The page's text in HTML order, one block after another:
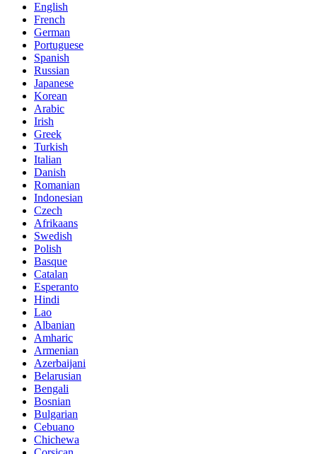
English
French
German
Portuguese
Spanish
Russian
Japanese
Korean
Arabic
Irish
Greek
Turkish
Italian
Danish
Romanian
Indonesian
Czech
Afrikaans
Swedish
Polish
Basque
Catalan
Esperanto
Hindi
Lao
Albanian
Amharic
Armenian
Azerbaijani
Belarusian
Bengali
Bosnian
Bulgarian
Cebuano
Chichewa